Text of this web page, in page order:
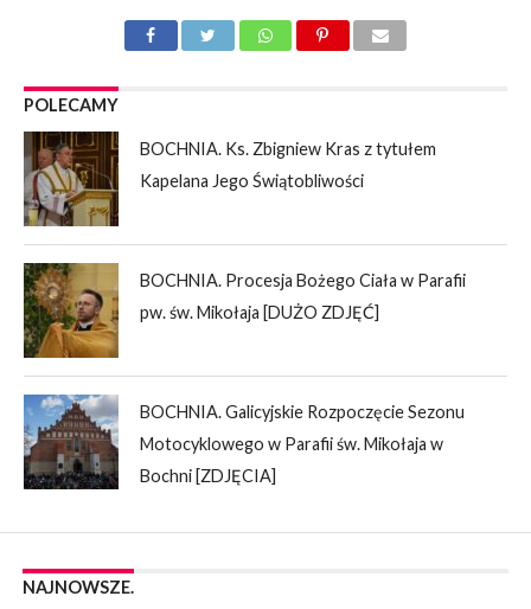
POLECAMY
BOCHNIA. Ks. Zbigniew Kras z tytułem
Kapelana Jego Świątobliwości
BOCHNIA. Procesja Bożego Ciała w Parafii
pw. św. Mikołaja [DUŻO ZDJĘĆ]
BOCHNIA. Galicyjskie Rozpoczęcie Sezonu
Motocyklowego w Parafii św. Mikołaja w
Bochni [ZDJĘCIA]
NAJNOWSZE.